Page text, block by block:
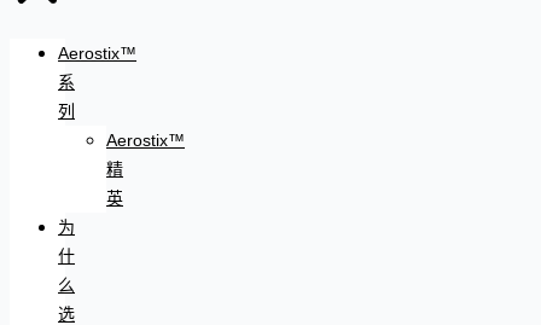
Aerostix™
系
列
Aerostix™
精
英
为
什
么
选